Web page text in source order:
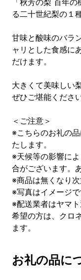
「秋芳の梨 百年
る二十世紀梨の１
甘味と酸味のバラ
ャリとした食感に
だけます。
大きくて美味しい
ぜひご堪能ください
＜ご注意＞
※こちらのお礼の
たします。
※天候等の影響に
合がございます。
※商品は無くなり次
※写真はイメージで
※配送業者はヤマ
希望の方は、クロ
ます。
お礼の品に